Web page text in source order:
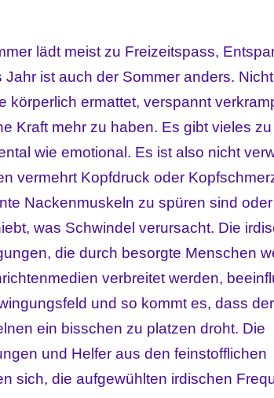
lädt meist zu Freizeitspass,
ist auch der Sommer anders.
körperlich ermattet, verspannt
Kraft mehr zu haben. Es gibt vieles
wie emotional. Es ist also nicht
vermehrt Kopfdruck oder
Nackenmuskeln zu spüren sind
was Schwindel verursacht. Die
die durch besorgte Menschen
verbreitet werden,
und so kommt es, dass der
ein bisschen zu platzen droht. Die
und Helfer aus den feinstofflichen
sich, die aufgewühlten irdischen